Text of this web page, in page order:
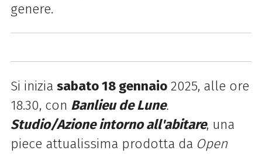
genere.
Si inizia sabato 18 gennaio2025, alle ore
18.30, con Banlieu de Lune.
Studio/Azione intorno all'abitare, una
piece attualissima prodotta da Open